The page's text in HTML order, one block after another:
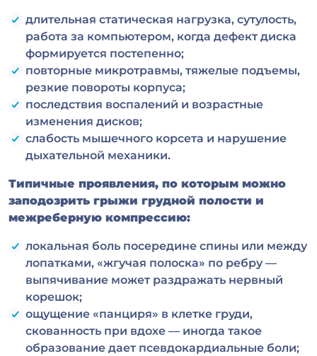
длительная статическая нагрузка, сутулость,
работа за компьютером, когда дефект диска
формируется постепенно;
повторные микротравмы, тяжелые подъемы,
резкие повороты корпуса;
последствия воспалений и возрастные
изменения дисков;
слабость мышечного корсета и нарушение
дыхательной механики.
Типичные проявления, по которым можно
заподозрить грыжи грудной полости и
межреберную компрессию:
локальная боль посередине спины или между
лопатками, «жгучая полоска» по ребру —
выпячивание может раздражать нервный
корешок;
ощущение «панциря» в клетке груди,
скованность при вдохе — иногда такое
образование дает псевдокардиальные боли;